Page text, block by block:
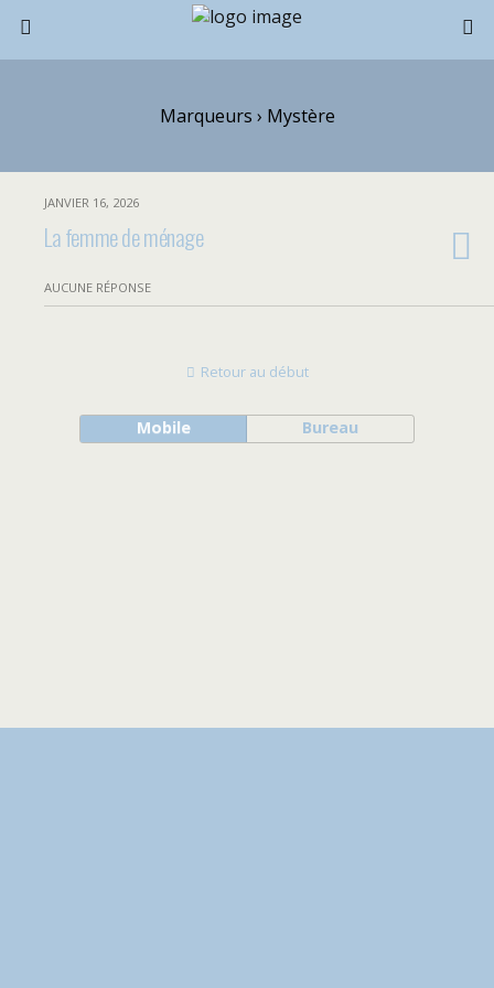
Marqueurs › Mystère
JANVIER 16, 2026
La femme de ménage
AUCUNE RÉPONSE
Retour au début
Mobile Bureau